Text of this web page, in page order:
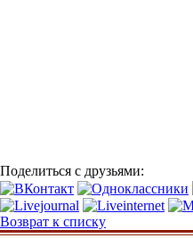
Поделиться с друзьями:
Возврат к списку